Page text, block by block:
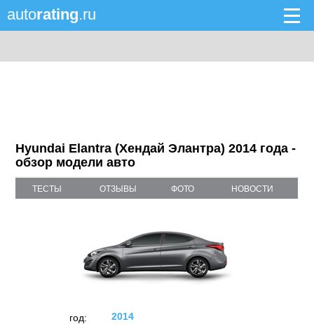
autorating.ru
Hyundai Elantra (Хендай Элантра) 2014 года -
обзор модели авто
ТЕСТЫ ОТЗЫВЫ ФОТО НОВОСТИ
год:
2014